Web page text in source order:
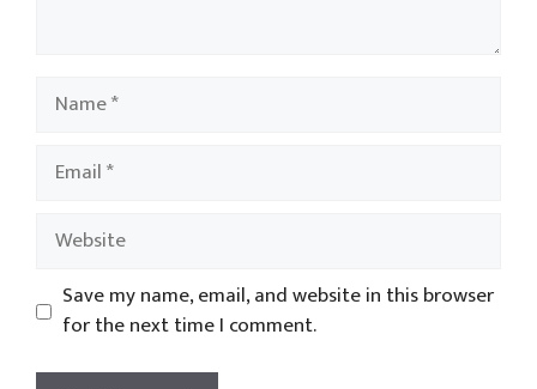
Name
Email
Website
Save my name, email, and website in this browser
for the next time I comment.